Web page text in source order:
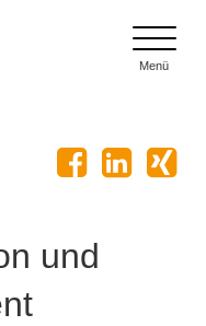
toggle
menu
Menü
und